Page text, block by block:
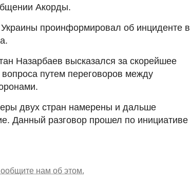
Акорды.
проинформировал об инциденте в
Назарбаев высказался за скорейшее
вопроса путем переговоров между
двух стран намерены и дальше
Данный разговор прошел по инициативе
нам об этом.